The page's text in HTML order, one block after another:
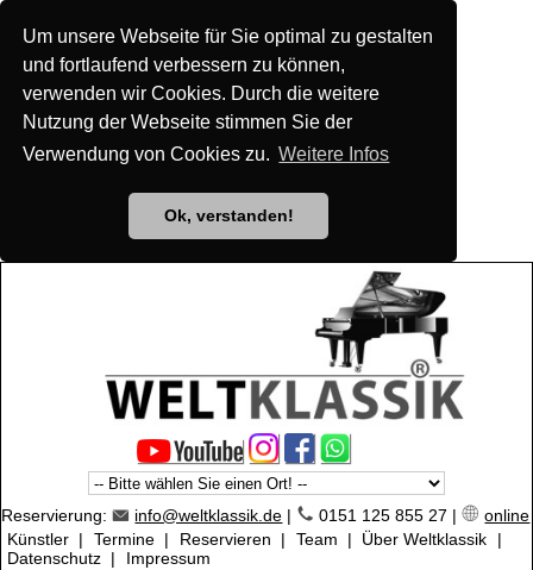
Um unsere Webseite für Sie optimal zu gestalten
und fortlaufend verbessern zu können,
verwenden wir Cookies. Durch die weitere
Nutzung der Webseite stimmen Sie der
Verwendung von Cookies zu. Weitere Infos
Ok, verstanden!
Reservierung: info@weltklassik.de | 0151 125 855 27 |
online
Künstler | Termine | Reservieren | Team | Über Weltklassik
|
Datenschutz | Impressum